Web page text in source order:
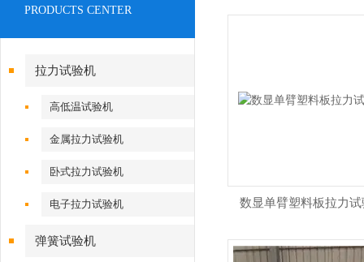
PRODUCTS CENTER
拉力试验机
高低温试验机
金属拉力试验机
卧式拉力试验机
电子拉力试验机
弹簧试验机
数显单臂塑料板拉力试